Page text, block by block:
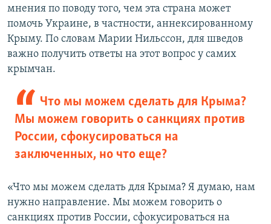
мнения по поводу того, чем эта страна может
помочь Украине, в частности, аннексированному
Крыму. По словам Марии Нильссон, для шведов
важно получить ответы на этот вопрос у самих
крымчан.
Что мы можем сделать для Крыма?
Мы можем говорить о санкциях против
России, сфокусироваться на
заключенных, но что еще?
«Что мы можем сделать для Крыма? Я думаю, нам
нужно направление. Мы можем говорить о
санкциях против России, сфокусироваться на